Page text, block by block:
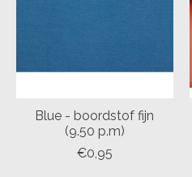
Blue - boordstof fijn
(9.50 p.m)
€0,95